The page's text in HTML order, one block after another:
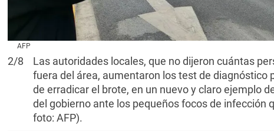
AFP
2/8
Las autoridades locales, que no dijeron cuántas
fuera del área, aumentaron los test de diagnóstico
de erradicar el brote, en un nuevo y claro ejemplo
del gobierno ante los pequeños focos de infección
foto: AFP).